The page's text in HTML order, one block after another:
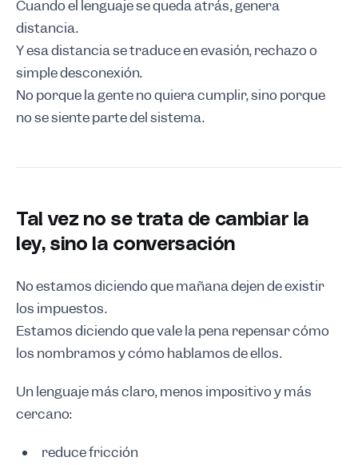
Cuando el lenguaje se queda atrás, genera
distancia.
Y esa distancia se traduce en evasión, rechazo o
simple desconexión.
No porque la gente no quiera cumplir, sino porque
no se siente parte del sistema.
Tal vez no se trata de cambiar la
ley, sino la conversación
No estamos diciendo que mañana dejen de existir
los impuestos.
Estamos diciendo que vale la pena repensar cómo
los nombramos y cómo hablamos de ellos.
Un lenguaje más claro, menos impositivo y más
cercano:
reduce fricción